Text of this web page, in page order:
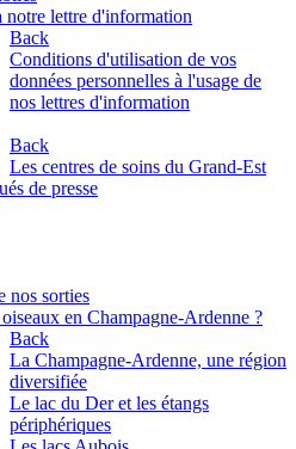
notre lettre d'information
Back
Conditions d'utilisation de vos
données personnelles à l'usage de
nos lettres d'information
Back
Les centres de soins du Grand-Est
de presse
nos sorties
en Champagne-Ardenne ?
Back
La Champagne-Ardenne, une région
diversifiée
Le lac du Der et les étangs
périphériques